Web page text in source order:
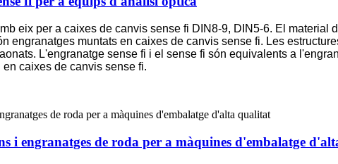
eix per a caixes de canvis sense fi DIN8-9, DIN5-6. El
engranatges muntats en caixes de canvis sense fi. Les
L'engranatge sense fi i el sense fi són equivalents a
caixes de canvis sense fi.
i engranatges de roda per a màquines d'embalatge